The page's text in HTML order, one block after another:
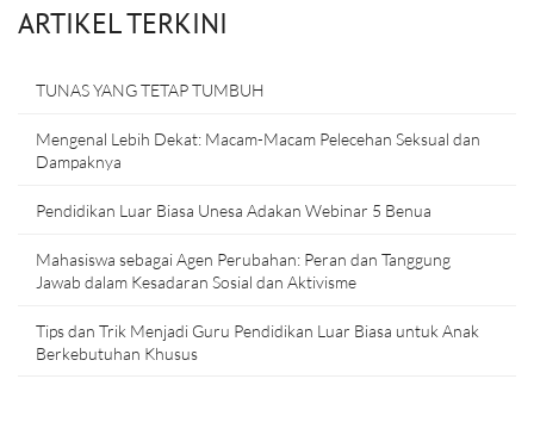
ARTIKEL TERKINI
TUNAS YANG TETAP TUMBUH
Mengenal Lebih Dekat: Macam-Macam Pelecehan Seksual dan
Dampaknya
Pendidikan Luar Biasa Unesa Adakan Webinar 5 Benua
Mahasiswa sebagai Agen Perubahan: Peran dan Tanggung
Jawab dalam Kesadaran Sosial dan Aktivisme
Tips dan Trik Menjadi Guru Pendidikan Luar Biasa untuk Anak
Berkebutuhan Khusus